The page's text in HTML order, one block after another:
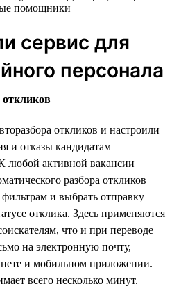
сервис для
персонала
откликов
откликов и настроили
и отказы кандидатам
любой активной вакансии
разбора откликов
и выбрать отправку
отклика. Здесь применяются
что и при переводе
на электронную почту,
и мобильном приложении.
всего несколько минут.